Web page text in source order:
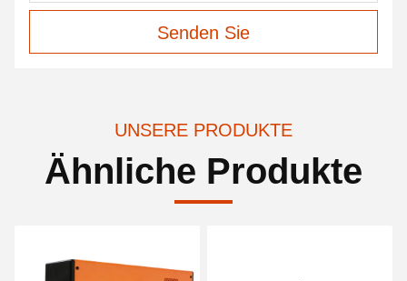
Senden Sie
UNSERE PRODUKTE
Ähnliche Produkte